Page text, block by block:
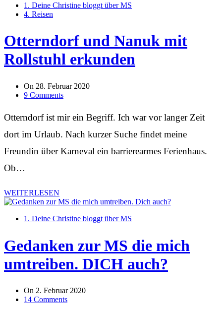
1. Deine Christine bloggt über MS
4. Reisen
Otterndorf und Nanuk mit
Rollstuhl erkunden
On 28. Februar 2020
9 Comments
Otterndorf ist mir ein Begriff. Ich war vor langer Zeit
dort im Urlaub. Nach kurzer Suche findet meine
Freundin über Karneval ein barrierearmes Ferienhaus.
Ob…
WEITERLESEN
1. Deine Christine bloggt über MS
Gedanken zur MS die mich
umtreiben. DICH auch?
On 2. Februar 2020
14 Comments